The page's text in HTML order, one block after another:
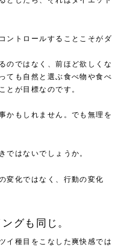
ントロールすることこそがダ
のではなく、前ほど欲しくな
ても自然と選ぶ食べ物や食べ
とが目標なのです。
かもしれません。でも無理を
ではないでしょうか。
変化ではなく、行動の変化
グも同じ。
イ種目をこなした爽快感では